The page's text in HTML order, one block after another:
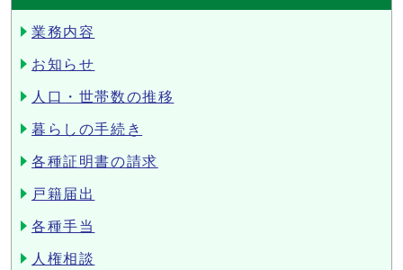
業務内容
お知らせ
人口・世帯数の推移
暮らしの手続き
各種証明書の請求
戸籍届出
各種手当
人権相談